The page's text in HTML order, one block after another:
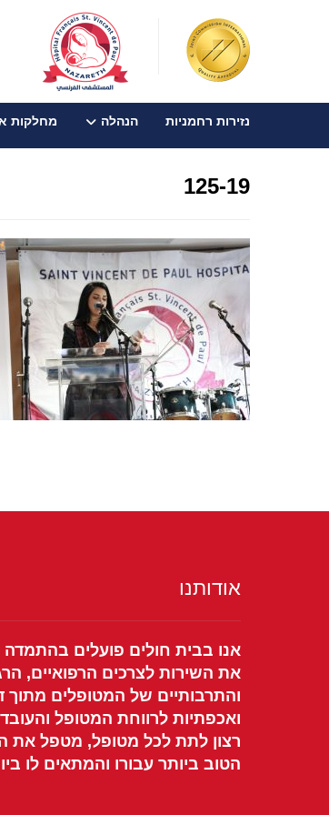
נזירות רחמניות הנהלה מחלקות
125-19
אודותנו
אנו בבית חולים פועלים
את השירות לצרכים הרפואיים,
והתרבותיים של המטופלים מתוך
ואכפתיות לרווחת המטופל
רצון לתת לכל מטופל, מטפל את
הטוב ביותר עבורו והמתאים לו